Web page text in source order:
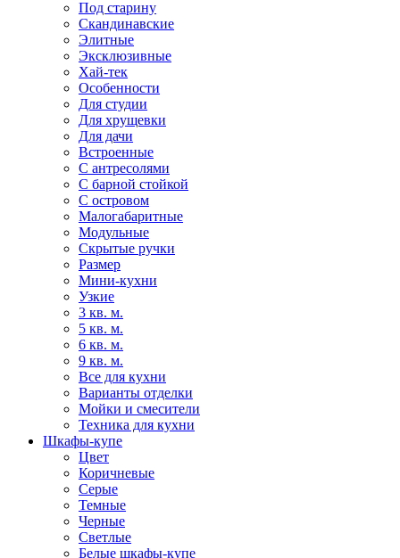
Под старину
Скандинавские
Элитные
Эксклюзивные
Хай-тек
Особенности
Для студии
Для хрущевки
Для дачи
Встроенные
С антресолями
С барной стойкой
С островом
Малогабаритные
Модульные
Скрытые ручки
Размер
Мини-кухни
Узкие
3 кв. м.
5 кв. м.
6 кв. м.
9 кв. м.
Все для кухни
Варианты отделки
Мойки и смесители
Техника для кухни
Шкафы-купе
Цвет
Коричневые
Серые
Темные
Черные
Светлые
Белые шкафы-купе